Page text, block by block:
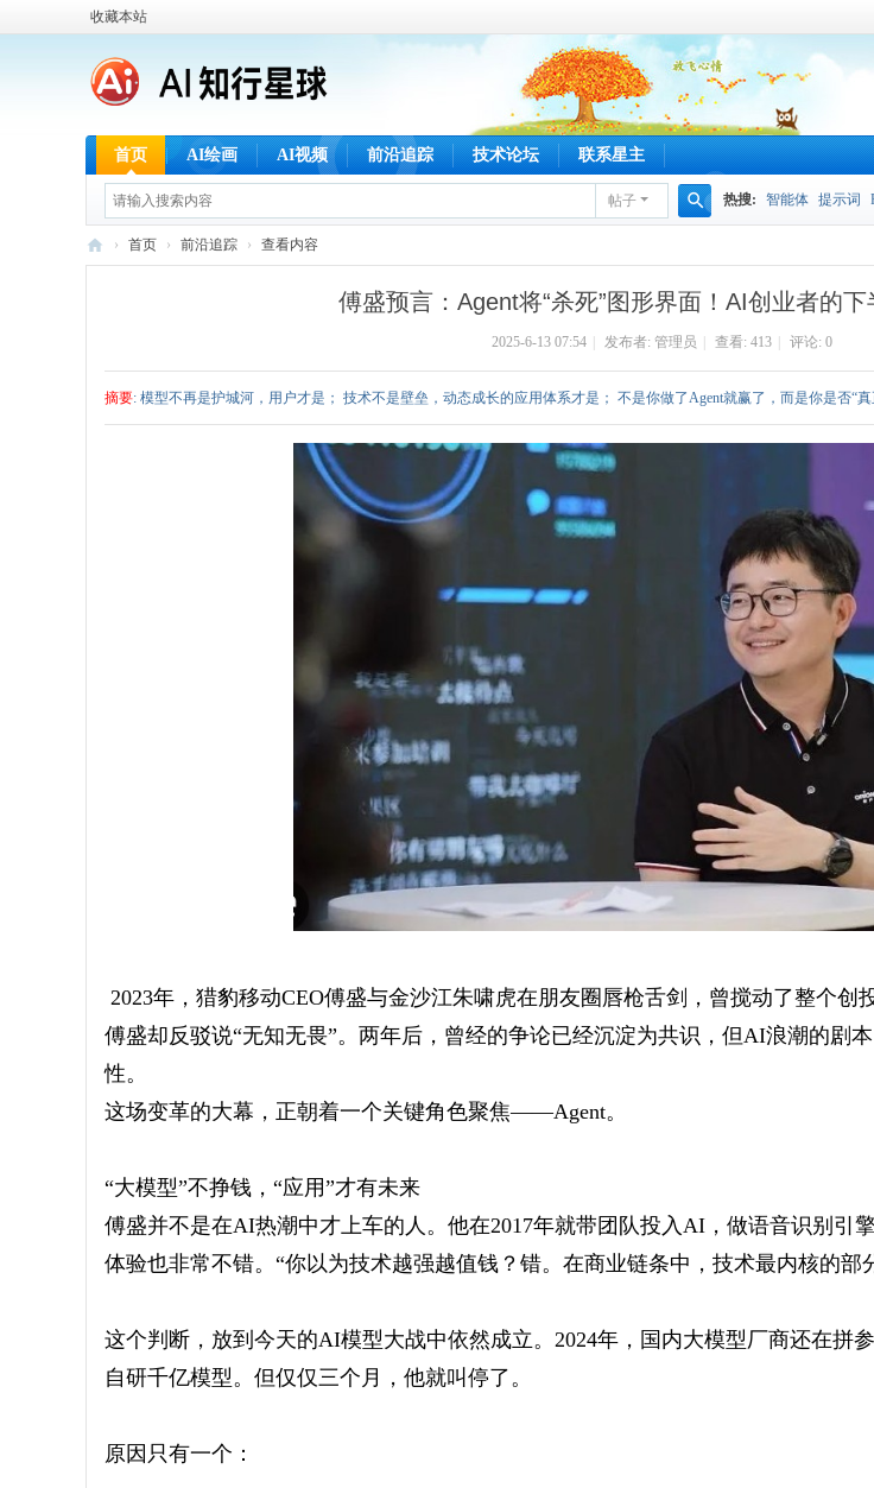
收藏本站
首页 AI绘画 AI视频 前沿追踪 技术论坛 联系星主
帖子
索
热搜: 智能体 提示词
› 首页 › 前沿追踪 › 查看内容
傅盛预言：Agent将“杀死”图形界面！AI创业者的下
2025-6-13 07:54 发布者: 管理员 查看: 413 评论: 0
摘要: 模型不再是护城河，用户才是； 技术不是壁垒，动态成长的应用体系才是； 不是你做了Agent就赢了，而是你是否“
2023年，猎豹移动CEO傅盛与金沙江朱啸虎在朋友圈唇枪舌剑，曾搅动了整个创
傅盛却反驳说“无知无畏”。两年后，曾经的争论已经沉淀为共识，但AI浪潮的剧
性。
这场变革的大幕，正朝着一个关键角色聚焦——Agent。
“大模型”不挣钱，“应用”才有未来
傅盛并不是在AI热潮中才上车的人。他在2017年就带团队投入AI，做语音识别引
体验也非常不错。“你以为技术越强越值钱？错。在商业链条中，技术最内核的部
这个判断，放到今天的AI模型大战中依然成立。2024年，国内大模型厂商还在拼
自研千亿模型。但仅仅三个月，他就叫停了。
原因只有一个：